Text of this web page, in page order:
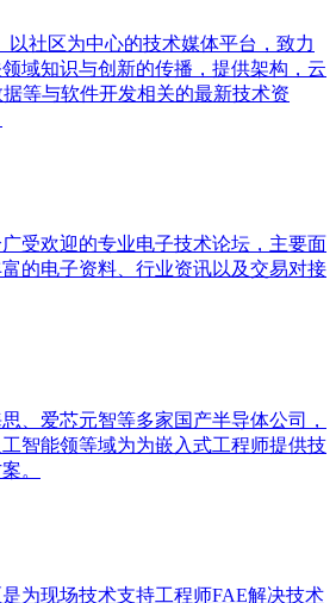
以社区为中心的技术媒体平台，致力
域知识与创新的传播，提供架构，云
等与软件开发相关的最新技术资
受欢迎的专业电子技术论坛，主要面
的电子资料、行业资讯以及交易对接
、爱芯元智等多家国产半导体公司，
智能领等域为为嵌入式工程师提供技
。
为现场技术支持工程师FAE解决技术